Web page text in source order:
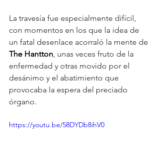
La travesía fue especialmente difícil,
con momentos en los que la idea de
un fatal desenlace acorraló la mente de
The Hantton, unas veces fruto de la
enfermedad y otras movido por el
desánimo y el abatimiento que
provocaba la espera del preciado
órgano.
https://youtu.be/58DYDb8ihV0